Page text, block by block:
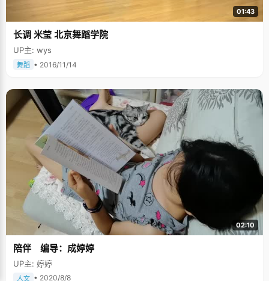
01:43
长调 米莹 北京舞蹈学院
UP主: wys
舞蹈 • 2016/11/14
02:10
陪伴 编导：成婷婷
UP主: 婷婷
人文 • 2020/8/8